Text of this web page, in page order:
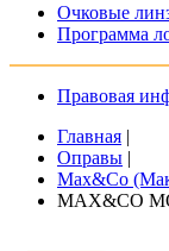
Очковые
Программа
Правовая
Главная |
Оправы |
Max&Co
MAX&CO